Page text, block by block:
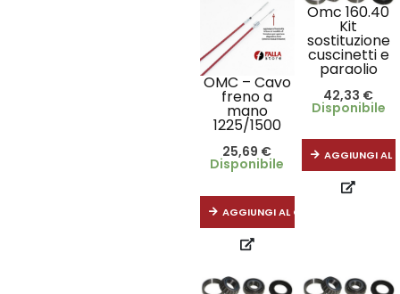
OMC – Cavo
freno a
mano
1225/1500
25,69 €
Disponibile
AGGIUNGI AL CARRELLO
Omc 160.40
Kit
sostituzione
cuscinetti e
paraolio
42,33 €
Disponibile
AGGIUNGI AL